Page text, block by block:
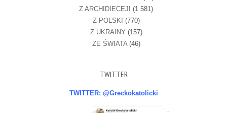
Z ARCHIDIECEJI (1 581)
Z POLSKI (770)
Z UKRAINY (157)
ZE ŚWIATA(46)
TWITTER
TWITTER: @Greckokatolicki